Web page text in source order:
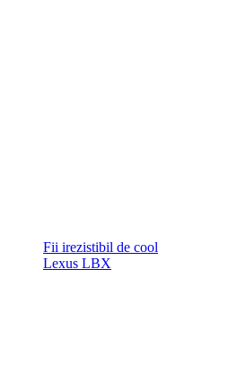
Fii irezistibil de cool
Lexus LBX